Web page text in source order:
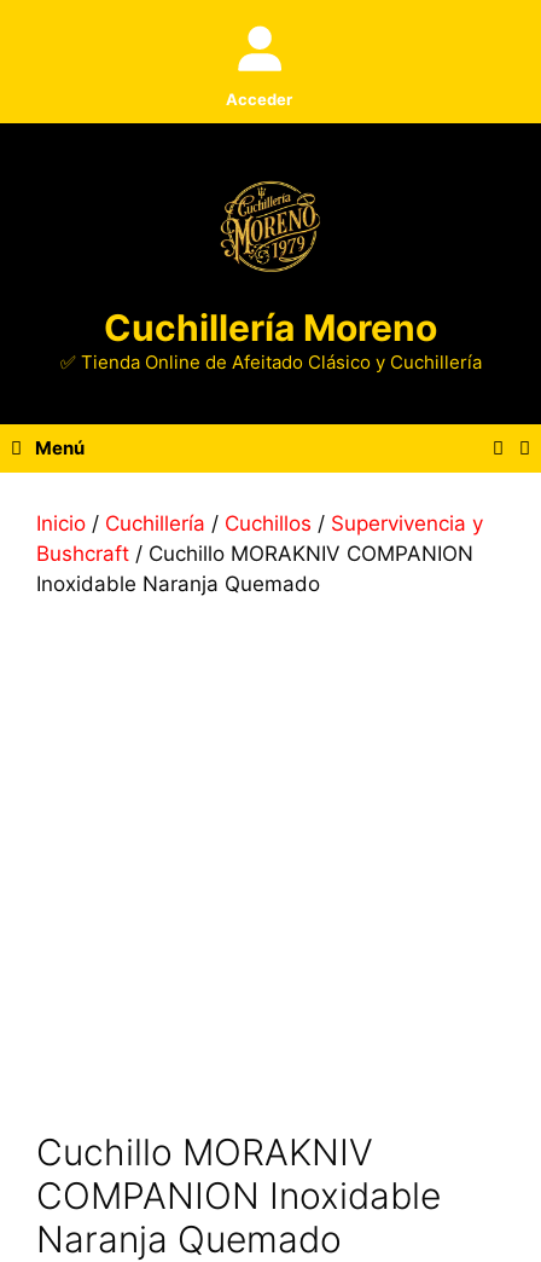
Acceder
Cuchillería Moreno
✅ Tienda Online de Afeitado Clásico y Cuchillería
Menú
Inicio / Cuchillería / Cuchillos / Supervivencia y
Bushcraft / Cuchillo MORAKNIV COMPANION
Inoxidable Naranja Quemado
Cuchillo MORAKNIV
COMPANION Inoxidable
Naranja Quemado